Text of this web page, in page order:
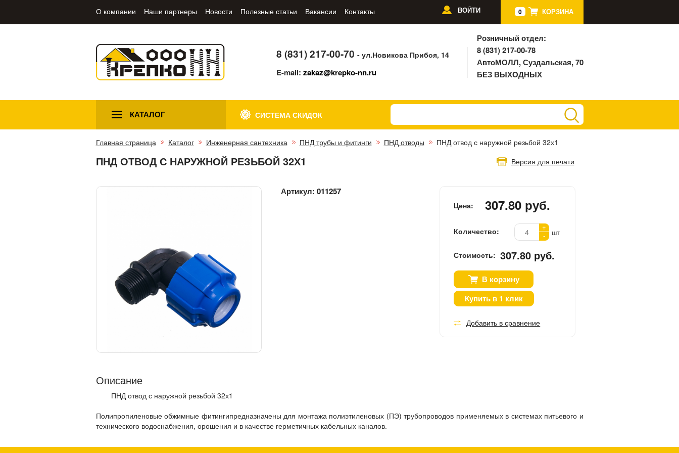
О компании Наши партнеры Новости Полезные статьи Вакансии Контакты 0 КОРЗИНА
ВОЙТИ
8 (831) 217-00-70- ул.Новикова Прибоя, 14
E-mail:zakaz@krepko-nn.ru
Розничный отдел:
8 (831) 217-00-78
АвтоМОЛЛ, Суздальская, 70
БЕЗ ВЫХОДНЫХ
КАТАЛОГ СИСТЕМА СКИДОК
Главная страница Каталог Инженерная сантехника ПНД трубы и фитинги ПНД отводы
ПНД отвод с наружной резьбой 32х1
Версия для печати
ПНД ОТВОД С НАРУЖНОЙ РЕЗЬБОЙ 32Х1
Артикул:011257
Цена: 307.80 руб.
Количество:
+
-
шт
Стоимость: 307.80 руб.
В корзину
Купить в 1 клик
Добавить в сравнение
Описание
ПНД отвод с наружной резьбой 32х1
Полипропиленовые обжимные фитингипредназначены для монтажа полиэтиленовых (ПЭ) трубопроводов применяемых в системах питьевого и
технического водоснабжения, орошения и в качестве герметичных кабельных каналов.